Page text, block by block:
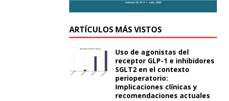
ARTÍCULOS MÁS VISTOS
Uso de agonistas del
receptor GLP-1 e inhibidores
SGLT2 en el contexto
perioperatorio:
Implicaciones clínicas y
recomendaciones actuales